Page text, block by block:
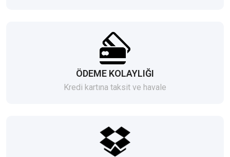
ÖDEME KOLAYLIĞI
Kredi kartına taksit ve havale